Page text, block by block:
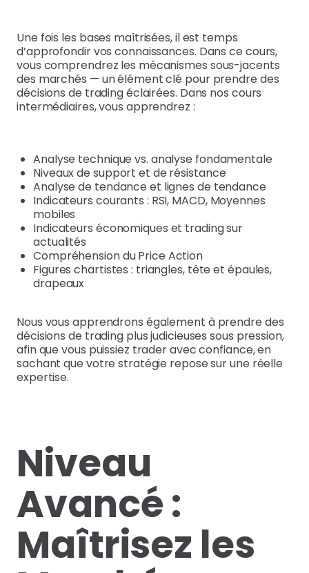
Une fois les bases maîtrisées, il est temps
d’approfondir vos connaissances. Dans ce cours,
vous comprendrez les mécanismes sous-jacents
des marchés — un élément clé pour prendre des
décisions de trading éclairées. Dans nos cours
intermédiaires, vous apprendrez :
Analyse technique vs. analyse fondamentale
Niveaux de support et de résistance
Analyse de tendance et lignes de tendance
Indicateurs courants : RSI, MACD, Moyennes
mobiles
Indicateurs économiques et trading sur
actualités
Compréhension du Price Action
Figures chartistes : triangles, tête et épaules,
drapeaux
Nous vous apprendrons également à prendre des
décisions de trading plus judicieuses sous pression,
afin que vous puissiez trader avec confiance, en
sachant que votre stratégie repose sur une réelle
expertise.
Niveau
Avancé :
Maîtrisez les